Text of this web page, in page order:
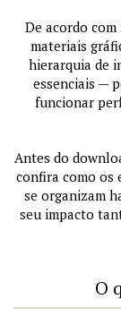
De acordo
materiais
hierarquia de
essenciais —
funcionar
Antes do
confira como
se organizam
seu impacto
O